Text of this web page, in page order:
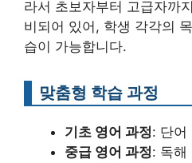
라서 초보자부터 고급자까
비되어 있어, 학생 각각의
습이 가능합니다.
맞춤형 학습 과정
기초 영어 과정: 단어
중급 영어 과정: 독해